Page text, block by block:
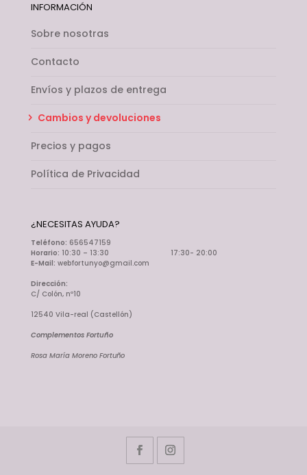
INFORMACIÓN
Sobre nosotras
Contacto
Envíos y plazos de entrega
Cambios y devoluciones
Precios y pagos
Política de Privacidad
¿NECESITAS AYUDA?
Teléfono: 656547159
Horario: 10:30 – 13:30 17:30- 20:00
E-Mail: webfortunyo@gmail.com
Dirección:
C/ Colón, nº10
12540 Vila-real (Castellón)
Complementos Fortuño
Rosa María Moreno Fortuño